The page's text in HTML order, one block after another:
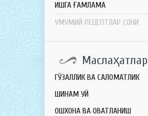
ҚИШГА ҒАМЛАМА
УМУМИЙ РЕЦЕПТЛАР СОНИ
Маслаҳатлар
ГЎЗАЛЛИК ВА САЛОМАТЛИК
ШИНАМ УЙ
ОШХОНА ВА ОВҚАТЛАНИШ